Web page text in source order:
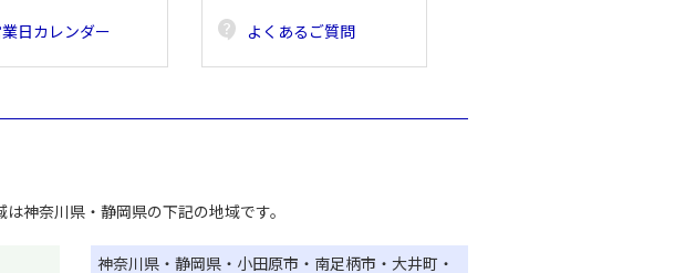
日カレンダー contact_support よくあるご質問
神奈川県・静岡県の下記の地域です。
神奈川県・静岡県・小田原市・南足柄市・大井町・